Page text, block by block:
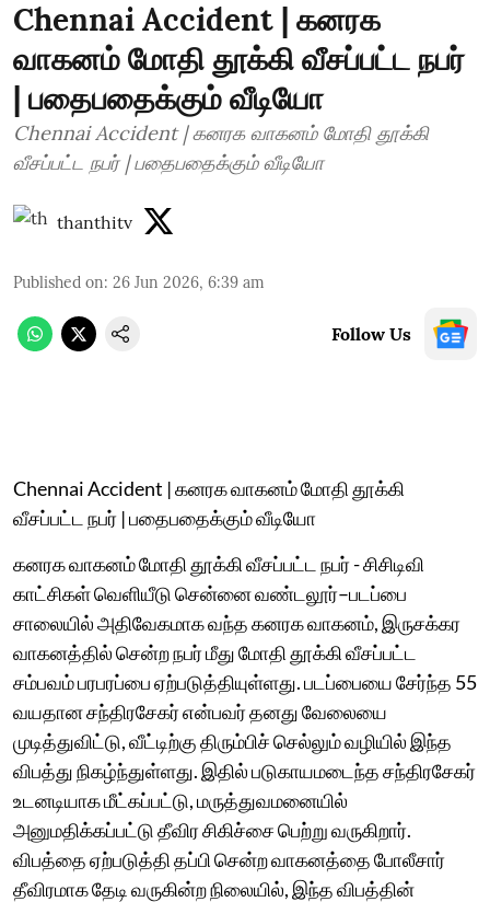
Chennai Accident | கனரக
வாகனம் மோதி தூக்கி வீசப்பட்ட நபர்
| பதைபதைக்கும் வீடியோ
Chennai Accident | கனரக வாகனம் மோதி தூக்கி
வீசப்பட்ட நபர் | பதைபதைக்கும் வீடியோ
thanthitv
Published on: 26 Jun 2026, 6:39 am
Follow Us
Chennai Accident | கனரக வாகனம் மோதி தூக்கி
வீசப்பட்ட நபர் | பதைபதைக்கும் வீடியோ
கனரக வாகனம் மோதி தூக்கி வீசப்பட்ட நபர் - சிசிடிவி
காட்சிகள் வெளியீடு சென்னை வண்டலூர்–படப்பை
சாலையில் அதிவேகமாக வந்த கனரக வாகனம், இருசக்கர
வாகனத்தில் சென்ற நபர் மீது மோதி தூக்கி வீசப்பட்ட
சம்பவம் பரபரப்பை ஏற்படுத்தியுள்ளது. படப்பையை சேர்ந்த 55
வயதான சந்திரசேகர் என்பவர் தனது வேலையை
முடித்துவிட்டு, வீட்டிற்கு திரும்பிச் செல்லும் வழியில் இந்த
விபத்து நிகழ்ந்துள்ளது. இதில் படுகாயமடைந்த சந்திரசேகர்
உடனடியாக மீட்கப்பட்டு, மருத்துவமனையில்
அனுமதிக்கப்பட்டு தீவிர சிகிச்சை பெற்று வருகிறார்.
விபத்தை ஏற்படுத்தி தப்பி சென்ற வாகனத்தை போலீசார்
தீவிரமாக தேடி வருகின்ற நிலையில், இந்த விபத்தின்